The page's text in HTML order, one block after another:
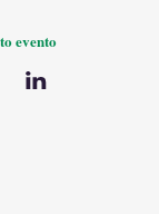
evento